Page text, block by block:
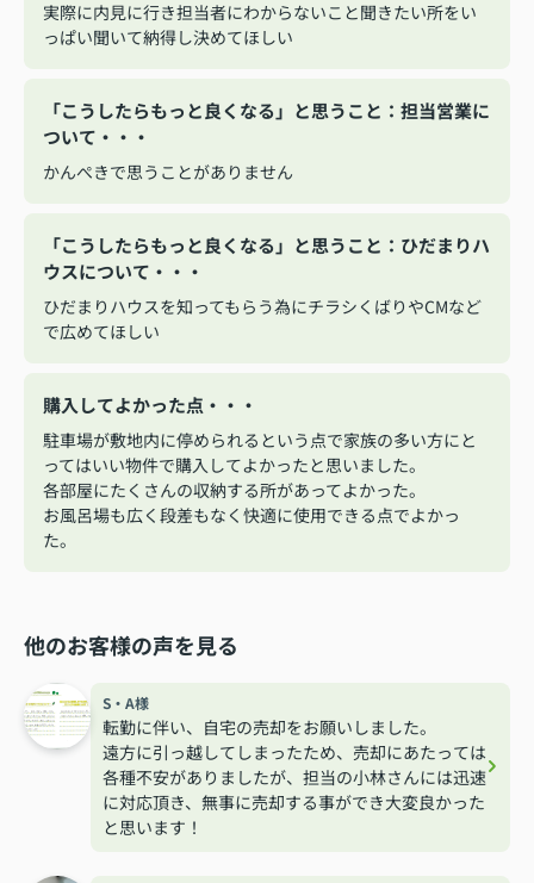
実際に内見に行き担当者にわからないこと聞きたい所をい
っぱい聞いて納得し決めてほしい
「こうしたらもっと良くなる」と思うこと：担当営業に
ついて・・・
かんぺきで思うことがありません
「こうしたらもっと良くなる」と思うこと：ひだまりハ
ウスについて・・・
ひだまりハウスを知ってもらう為にチラシくばりやCMなど
で広めてほしい
購入してよかった点・・・
駐車場が敷地内に停められるという点で家族の多い方にと
ってはいい物件で購入してよかったと思いました。
各部屋にたくさんの収納する所があってよかった。
お風呂場も広く段差もなく快適に使用できる点でよかっ
た。
他のお客様の声を見る
S・A様
転勤に伴い、自宅の売却をお願いしました。
遠方に引っ越してしまったため、売却にあたっては
各種不安がありましたが、担当の小林さんには迅速
に対応頂き、無事に売却する事ができ大変良かった
と思います！